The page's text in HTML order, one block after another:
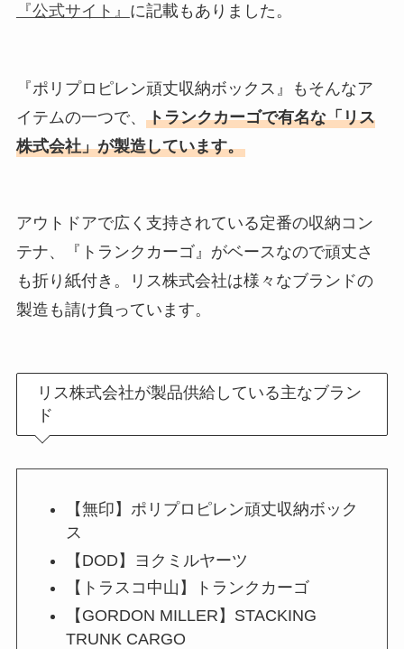
『公式サイト』 に記載もありました。
『ポリプロピレン頑丈収納ボックス』もそんなア
イテムの一つで、 トランクカーゴで有名な「リス
株式会社」が製造しています。
アウトドアで広く支持されている定番の収納コン
テナ、『トランクカーゴ』がベースなので頑丈さ
も折り紙付き。リス株式会社は様々なブランドの
製造も請け負っています。
リス株式会社が製品供給している主なブラン
ド
【無印】ポリプロピレン頑丈収納ボック
ス
【DOD】ヨクミルヤーツ
【トラスコ中山】トランクカーゴ
【GORDON MILLER】STACKING
TRUNK CARGO